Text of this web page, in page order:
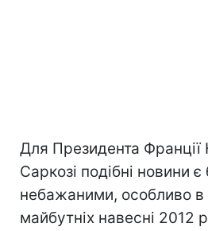
Для Президента Франції
Саркозі подібні новини
небажаними, особливо в
майбутніх навесні 2012